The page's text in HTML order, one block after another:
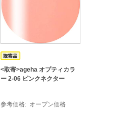
<取寄>ageha オプティカラ
ー 2-06 ピンクネクター
参考価格 オープン価格